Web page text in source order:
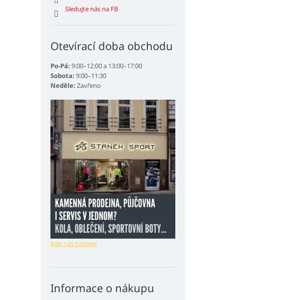
Sledujte nás na FB
Otevírací doba obchodu
Po-Pá: 9:00–12:00 a 13:00–17:00
Sobota: 9:00–11:30
Neděle: Zavřeno
Kde nás najdete
Informace o nákupu